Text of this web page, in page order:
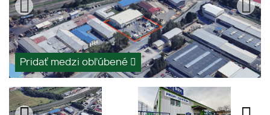
Pridať medzi obľúbené